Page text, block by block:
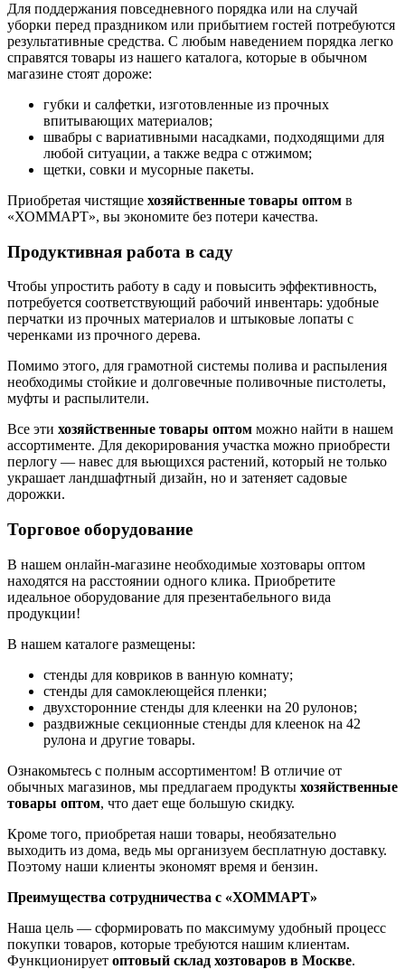
Для поддержания повседневного порядка или на случай
уборки перед праздником или прибытием гостей потребуются
результативные средства. С любым наведением порядка легко
справятся товары из нашего каталога, которые в обычном
магазине стоят дороже:
губки и салфетки, изготовленные из прочных
впитывающих материалов;
швабры с вариативными насадками, подходящими для
любой ситуации, а также ведра с отжимом;
щетки, совки и мусорные пакеты.
Приобретая чистящие хозяйственные товары оптом в
«ХОММАРТ», вы экономите без потери качества.
Продуктивная работа в саду
Чтобы упростить работу в саду и повысить эффективность,
потребуется соответствующий рабочий инвентарь: удобные
перчатки из прочных материалов и штыковые лопаты с
черенками из прочного дерева.
Помимо этого, для грамотной системы полива и распыления
необходимы стойкие и долговечные поливочные пистолеты,
муфты и распылители.
Все эти хозяйственные товары оптом можно найти в нашем
ассортименте. Для декорирования участка можно приобрести
перлогу — навес для вьющихся растений, который не только
украшает ландшафтный дизайн, но и затеняет садовые
дорожки.
Торговое оборудование
В нашем онлайн-магазине необходимые хозтовары оптом
находятся на расстоянии одного клика. Приобретите
идеальное оборудование для презентабельного вида
продукции!
В нашем каталоге размещены:
стенды для ковриков в ванную комнату;
стенды для самоклеющейся пленки;
двухсторонние стенды для клеенки на 20 рулонов;
раздвижные секционные стенды для клеенок на 42
рулона и другие товары.
Ознакомьтесь с полным ассортиментом! В отличие от
обычных магазинов, мы предлагаем продукты хозяйственные
товары оптом, что дает еще большую скидку.
Кроме того, приобретая наши товары, необязательно
выходить из дома, ведь мы организуем бесплатную доставку.
Поэтому наши клиенты экономят время и бензин.
Преимущества сотрудничества с «ХОММАРТ»
Наша цель — сформировать по максимуму удобный процесс
покупки товаров, которые требуются нашим клиентам.
Функционирует оптовый склад хозтоваров в Москве.